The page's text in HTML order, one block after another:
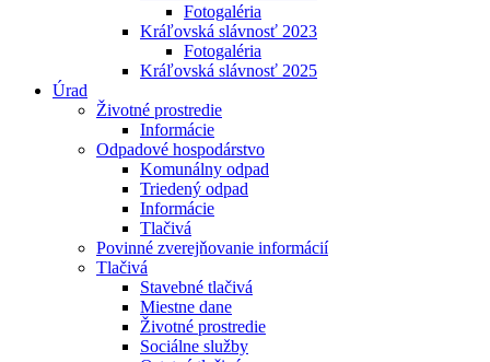
Fotogaléria
Kráľovská slávnosť 2023
Fotogaléria
Kráľovská slávnosť 2025
Úrad
Životné prostredie
Informácie
Odpadové hospodárstvo
Komunálny odpad
Triedený odpad
Informácie
Tlačivá
Povinné zverejňovanie informácií
Tlačivá
Stavebné tlačivá
Miestne dane
Životné prostredie
Sociálne služby